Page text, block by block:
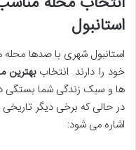
استانبول
استانبول شهری با صدها
خود را دارند. انتخاببهترین
ها و سبک زندگی شما بستگی
در حالی که برخی دیگر
اشاره می شود: